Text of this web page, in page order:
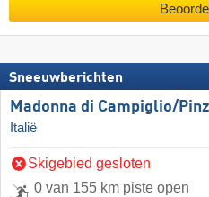
Sneeuwberichten
Madonna di Campiglio/​
Italië
Skigebied gesloten
0 van 155 km piste open